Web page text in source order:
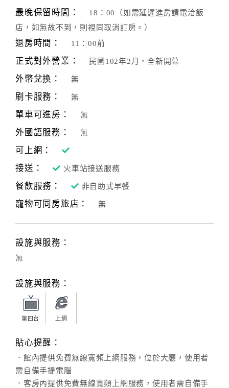
最晚保留時間：
18：00（如需延遲進房請電洽飯
店，如無故不到，則視同取消訂房。）
退房時間： 11：00前
正式對外營業： 民國102年2月，全新開幕
外幣兌換： 無
刷卡服務： 無
單車可進房： 無
外國語服務： 無
可上網：
接送：
火車站接送服務
餐飲服務： 非自助式早餐
寵物可同房旅店： 無
設施與服務：
無
設施與服務：
第四台 上網
貼心提醒：
．館內提供免費無線寬頻上網服務，位於大廳，使用者
需自備手提電腦
．客房內提供免費無線寬頻上網服務，使用者需自備手